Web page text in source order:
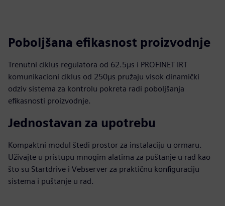
Poboljšana efikasnost proizvodnje
Trenutni ciklus regulatora od 62.5μs i PROFINET IRT
komunikacioni ciklus od 250μs pružaju visok dinamički
odziv sistema za kontrolu pokreta radi poboljšanja
efikasnosti proizvodnje.
Jednostavan za upotrebu
Kompaktni modul štedi prostor za instalaciju u ormaru.
Uživajte u pristupu mnogim alatima za puštanje u rad kao
što su Startdrive i Vebserver za praktičnu konfiguraciju
sistema i puštanje u rad.